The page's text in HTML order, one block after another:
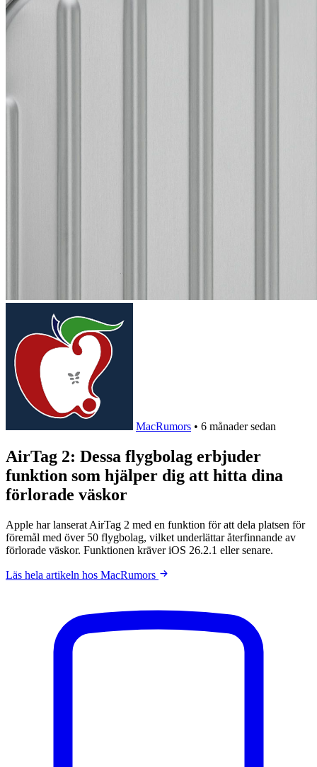
MacRumors • 6 månader sedan
AirTag 2: Dessa flygbolag erbjuder
funktion som hjälper dig att hitta dina
förlorade väskor
Apple har lanserat AirTag 2 med en funktion för att dela platsen för
föremål med över 50 flygbolag, vilket underlättar återfinnande av
förlorade väskor. Funktionen kräver iOS 26.2.1 eller senare.
Läs hela artikeln hos MacRumors